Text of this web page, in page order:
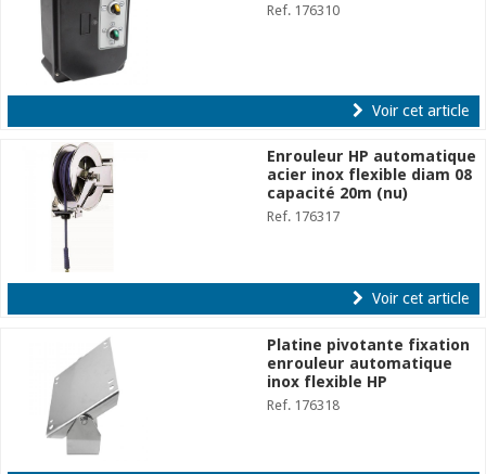
Ref. 176310
Voir cet article
Enrouleur HP automatique
acier inox flexible diam 08
capacité 20m (nu)
Ref. 176317
Voir cet article
Platine pivotante fixation
enrouleur automatique
inox flexible HP
Ref. 176318